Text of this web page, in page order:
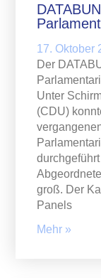
17. Oktober
Der
Unter
(CDU)
groß. Der
Panels
Mehr »